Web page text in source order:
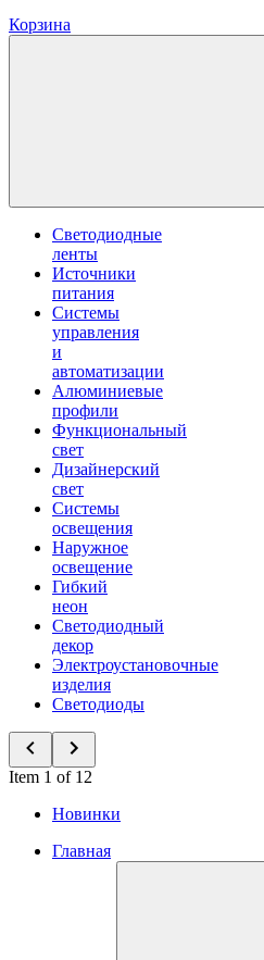
Корзина
Светодиодные
ленты
Источники
питания
Системы
управления
и
автоматизации
Алюминиевые
профили
Функциональный
свет
Дизайнерский
свет
Системы
освещения
Наружное
освещение
Гибкий
неон
Светодиодный
декор
Электроустановочные
изделия
Светодиоды
Item 1 of 12
Новинки
Главная